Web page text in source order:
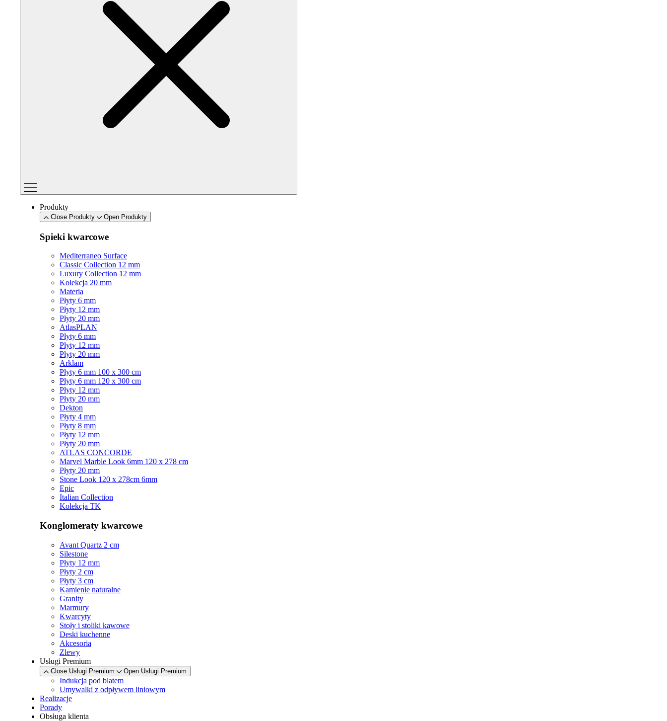
Produkty
Close Produkty Open Produkty
Spieki kwarcowe
Mediterraneo Surface
Classic Collection 12 mm
Luxury Collection 12 mm
Kolekcja 20 mm
Materia
Płyty 6 mm
Płyty 12 mm
Płyty 20 mm
AtlasPLAN
Płyty 6 mm
Płyty 12 mm
Płyty 20 mm
Arklam
Płyty 6 mm 100 x 300 cm
Płyty 6 mm 120 x 300 cm
Płyty 12 mm
Płyty 20 mm
Dekton
Płyty 4 mm
Płyty 8 mm
Płyty 12 mm
Płyty 20 mm
ATLAS CONCORDE
Marvel Marble Look 6mm 120 x 278 cm
Płyty 20 mm
Stone Look 120 x 278cm 6mm
Epic
Italian Collection
Kolekcja TK
Konglomeraty kwarcowe
Avant Quartz 2 cm
Silestone
Płyty 12 mm
Płyty 2 cm
Płyty 3 cm
Kamienie naturalne
Granity
Marmury
Kwarcyty
Stoły i stoliki kawowe
Deski kuchenne
Akcesoria
Zlewy
Usługi Premium
Close Usługi Premium Open Usługi Premium
Indukcja pod blatem
Umywalki z odpływem liniowym
Realizacje
Porady
Obsługa klienta